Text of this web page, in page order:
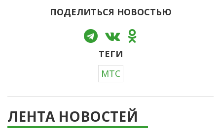
ПОДЕЛИТЬСЯ НОВОСТЬЮ
ТЕГИ
МТС
ЛЕНТА НОВОСТЕЙ